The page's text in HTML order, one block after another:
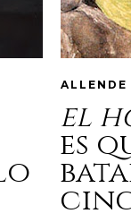
ALLENDE
el
es